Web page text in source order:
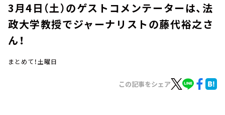
3月4日（土）のゲストコメンテーターは、法
政大学教授でジャーナリストの藤代裕之さ
ん！
まとめて！土曜日
この記事をシェア